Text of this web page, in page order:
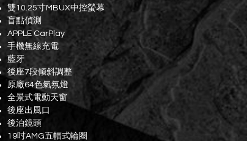
雙10.25寸MBUX中控螢幕
盲點偵測
APPLE CarPlay
手機無線充電
藍牙
後座7段倾斜調整
原廠64色氣氛燈
全景式電動天窗
後座出風口
後泊鏡頭
19吋AMG五幅式輪圈